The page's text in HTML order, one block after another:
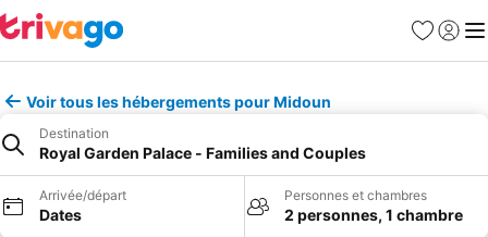
Favoris
Se
Voir tous les hébergements pour Midoun
Destination
Royal Garden Palace - Families and Couples
Arrivée/départ
Dates
Personnes et chambres
2 personnes, 1 chambre